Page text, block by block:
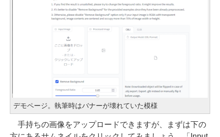
デモページ。執筆時はバナーが壊れていた模様
手持ちの画像をアップロードできますが、まずは下の